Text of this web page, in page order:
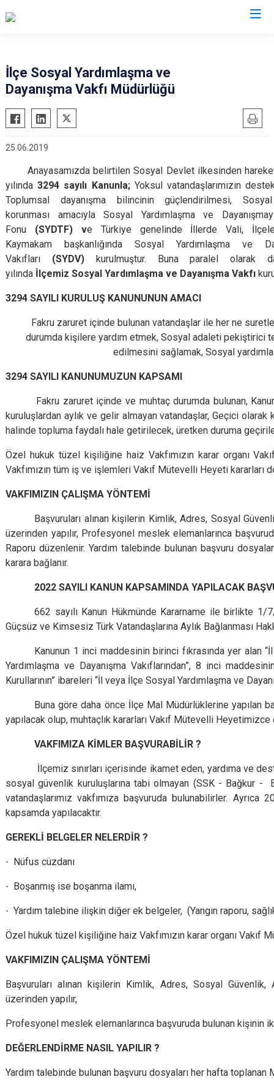
Aladağ
Ceyhan
İmamoğlu
Karaisalı
Karataş
Kozan
Pozantı
Saimbeyli
Yüreğir
Sarıçam
Çukurova
İlçe Sosyal Yardımlaşma ve
Dayanışma Vakfı Müdürlüğü
25.06.2019
Anayasamızda belirtilen Sosyal Devlet ilkesinden
yılında3294 sayılı Kanunla;Yoksul vatandaşlarımızın
Toplumsal dayanışma bilincinin güçlendirilmesi, Sosyal
korunması amacıyla Sosyal Yardımlaşma ve
Fonu (SYDTF) ve Türkiye genelinde İllerde Vali,
Kaymakam başkanlığında Sosyal Yardımlaşma ve
Vakıfları (SYDV)kurulmuştur. Buna paralel olarak
yılında İlçemiz Sosyal Yardımlaşma ve Dayanışma Vakfı
3294 SAYILI KURULUŞ KANUNUNUN AMACI
Fakru zaruret içinde bulunan vatandaşlar ile her ne
durumda kişilere yardım etmek, Sosyal adaleti pekiştirici
edilmesini sağlamak, Sosyal
3294 SAYILI KANUNUMUZUN KAPSAMI
Fakru zaruret içinde ve muhtaç durumda bulunan,
kuruluşlardan aylık ve gelir almayan vatandaşlar, Geçici
halinde topluma faydalı hale getirilecek, üretken duruma
Özel hukuk tüzel kişiliğine haiz Vakfımızın karar organı
Vakfımızın tüm iş ve işlemleri Vakıf Mütevelli Heyeti kararları
VAKFIMIZIN ÇALIŞMA YÖNTEMİ
Başvuruları alınan kişilerin Kimlik, Adres, Sosyal
üzerinden yapılır, Profesyonel meslek elemanlarınca
Raporu düzenlenir. Yardım talebinde bulunan başvuru
karara bağlanır.
2022 SAYILI KANUN KAPSAMINDA YAPILACAK
662 sayılı Kanun Hükmünde Kararname ile birlikte 1/
Güçsüz ve Kimsesiz Türk Vatandaşlarına Aylık Bağlanması
Kanunun 1 inci maddesinin birinci fıkrasında yer alan
Yardımlaşma ve Dayanışma Vakıflarından”, 8 inci
Kurullarının” ibareleri “İl veya İlçe Sosyal Yardımlaşma ve
Buna göre daha önce İlçe Mal Müdürlüklerine yapılan
yapılacak olup, muhtaçlık kararları Vakıf Mütevelli
VAKFIMIZA KİMLER BAŞVURABİLİR ?
İlçemiz sınırları içerisinde ikamet eden, yardıma ve
sosyal güvenlik kuruluşlarına tabi olmayan (SSK - Bağkur -
vatandaşlarımız vakfımıza başvuruda bulunabilirler. Ayrıca
kapsamda yapılacaktır.
GEREKLİ BELGELER NELERDİR ?
· Nüfus cüzdanı
· Boşanmış ise boşanma ilamı,
· Yardım talebine ilişkin diğer ek belgeler, (Yangın raporu,
Özel hukuk tüzel kişiliğine haiz Vakfımızın karar organı Vakıf
VAKFIMIZIN ÇALIŞMA YÖNTEMİ
Başvuruları alınan kişilerin Kimlik, Adres, Sosyal
üzerinden yapılır,
Profesyonel meslek elemanlarınca başvuruda bulunan
DEĞERLENDİRME NASIL YAPILIR ?
Yardım talebinde bulunan başvuru dosyaları her hafta